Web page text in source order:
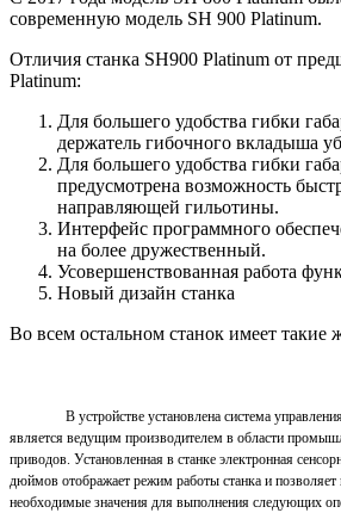
современную модель SH 900 Platinum.
Отличия станка SH900 Platinum от
Platinum:
Для большего удобства гибки
держатель гибочного вкладыша
Для большего удобства гибки
предусмотрена возможность
направляющей гильотины.
Интерфейс программного
на более дружественный.
Усовершенствованная работа
Новый дизайн станка
Во всем остальном станок имеет такие
В устройстве установлена система
является ведущим производителем в области
приводов. Установленная в станке электронная
дюймов отображает режим работы станка и позволяет
необходимые значения для выполнения следующих